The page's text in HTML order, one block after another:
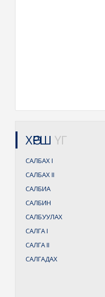
ХӨРШ ҮГ
САЛБАХI
САЛБАХII
САЛБИА
САЛБИН
САЛБУУЛАХ
САЛГАI
САЛГАII
САЛГАДАХ